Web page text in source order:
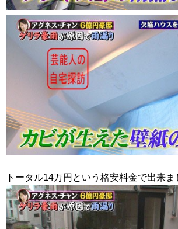
トータル14万円という格安料金で出来ま